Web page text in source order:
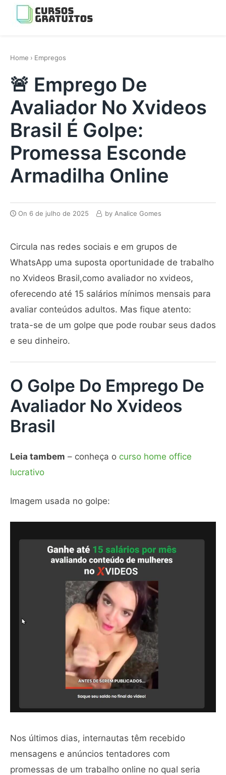
content
Home › Empregos
🚨 Emprego De
Avaliador No Xvideos
Brasil É Golpe:
Promessa Esconde
Armadilha Online
On 6 de julho de 2025 by Analice Gomes
Circula nas redes sociais e em grupos de
WhatsApp uma suposta oportunidade de trabalho
no Xvideos Brasil,como avaliador no xvideos,
oferecendo até 15 salários mínimos mensais para
avaliar conteúdos adultos. Mas fique atento:
trata-se de um golpe que pode roubar seus dados
e seu dinheiro.
O Golpe Do Emprego De
Avaliador No Xvideos
Brasil
Leia tambem – conheça o curso home office
lucrativo
Imagem usada no golpe:
Nos últimos dias, internautas têm recebido
mensagens e anúncios tentadores com
promessas de um trabalho online no qual seria